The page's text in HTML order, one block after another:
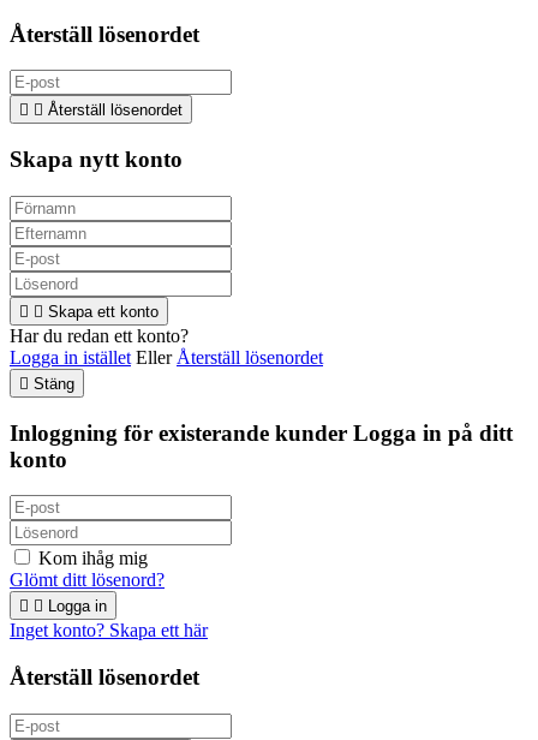
Återställ lösenordet
  Återställ lösenordet
Skapa nytt konto
  Skapa ett konto
Har du redan ett konto?
Logga in istället Eller Återställ lösenordet
 Stäng
Inloggning för existerande kunder Logga in på ditt
konto
Kom ihåg mig
Glömt ditt lösenord?
  Logga in
Inget konto? Skapa ett här
Återställ lösenordet